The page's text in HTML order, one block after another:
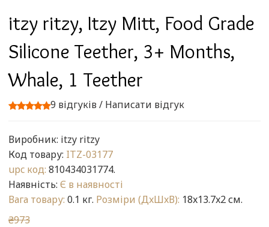
itzy ritzy, Itzy Mitt, Food Grade
Silicone Teether, 3+ Months,
Whale, 1 Teether
9 відгуків/ Написати відгук
Виробник: itzy ritzy
Код товару: ITZ-03177
upc код: 810434031774.
Наявність: Є в наявності
Вага товару: 0.1 кг. Розміри (ДxШxВ): 18x13.7x2 см.
₴973